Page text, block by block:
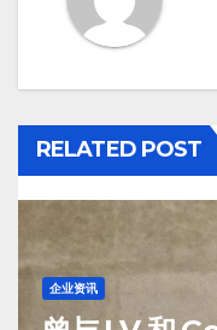
RELATED POST
企业资讯